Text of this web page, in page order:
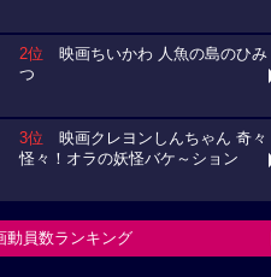
2位 映画ちいかわ 人魚の島のひみ
つ
3位 映画クレヨンしんちゃん 奇々
怪々！オラの妖怪バケ～ション
動員数ランキング